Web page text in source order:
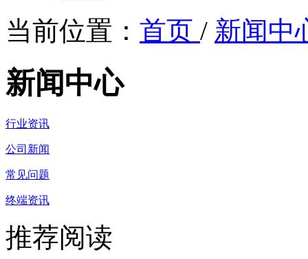
当前位置： 首页 / 新闻中
新闻中心
行业资讯
公司新闻
常见问题
终端资讯
推荐阅读